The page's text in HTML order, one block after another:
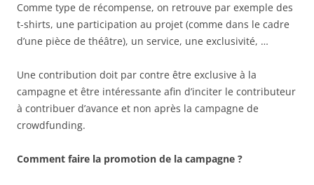
Comme type de récompense, on retrouve par exemple des
t-shirts, une participation au projet (comme dans le cadre
d’une pièce de théâtre), un service, une exclusivité, …
Une contribution doit par contre être exclusive à la
campagne et être intéressante afin d’inciter le contributeur
à contribuer d’avance et non après la campagne de
crowdfunding.
Comment faire la promotion de la campagne ?